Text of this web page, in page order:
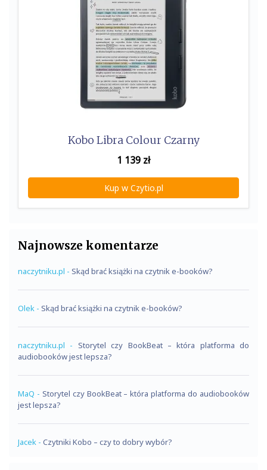
Kobo Libra Colour Czarny
1 139 zł
Kup w Czytio.pl
Najnowsze komentarze
naczytniku.pl - Skąd brać książki na czytnik e-booków?
Olek - Skąd brać książki na czytnik e-booków?
naczytniku.pl - Storytel czy BookBeat – która platforma do
audiobooków jest lepsza?
MaQ - Storytel czy BookBeat – która platforma do audiobooków
jest lepsza?
Jacek - Czytniki Kobo – czy to dobry wybór?